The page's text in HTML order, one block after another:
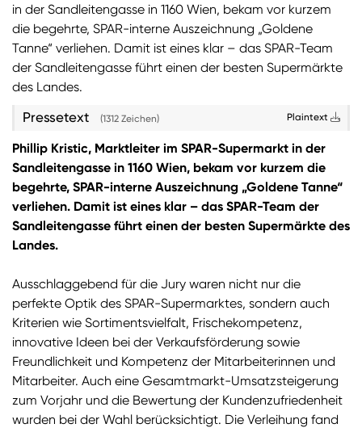
Sie wollen Informationen über aktuelle Aktionen,
Produktneuheiten, attraktive Gewinnspiele uvm.
erhalten? Dann melden Sie sich zum
Newsletter
in der Sandleitengasse in 1160 Wien, bekam vor kurzem
die begehrte, SPAR-interne Auszeichnung „Goldene
Tanne“ verliehen. Damit ist eines klar – das SPAR-Team
der Sandleitengasse führt einen der besten Supermärkte
des Landes.
Pressetext (1312 Zeichen) Plaintext
Phillip Kristic, Marktleiter im SPAR-Supermarkt in der
Sandleitengasse in 1160 Wien, bekam vor kurzem die
begehrte, SPAR-interne Auszeichnung „Goldene Tanne“
verliehen. Damit ist eines klar – das SPAR-Team der
Sandleitengasse führt einen der besten Supermärkte des
Landes.
Ausschlaggebend für die Jury waren nicht nur die
perfekte Optik des SPAR-Supermarktes, sondern auch
Kriterien wie Sortimentsvielfalt, Frischekompetenz,
innovative Ideen bei der Verkaufsförderung sowie
Freundlichkeit und Kompetenz der Mitarbeiterinnen und
Mitarbeiter. Auch eine Gesamtmarkt-Umsatzsteigerung
zum Vorjahr und die Bewertung der Kundenzufriedenheit
wurden bei der Wahl berücksichtigt. Die Verleihung fand